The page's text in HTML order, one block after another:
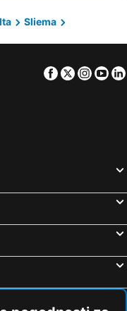
Sliema
Facebook
Twitter